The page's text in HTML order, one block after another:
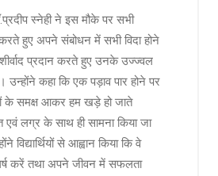
स्नेही ने इस मौके पर सभी
हुए अपने संबोधन में सभी विदा होने
आशीर्वाद प्रदान करते हुए उनके उज्ज्वल
उन्होंने कहा कि एक पड़ाव पार होने पर
के समक्ष आकर हम खड़े हो जाते
लग्र के साथ ही सामना किया जा
विद्यार्थियों से आह्वान किया कि वे
करें तथा अपने जीवन में सफलता